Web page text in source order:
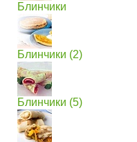
Блинчики
Блинчики (2)
Блинчики (5)